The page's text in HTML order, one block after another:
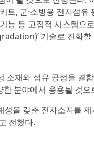
트, 군·소방용 전자섬
능 등 고집적 시스템으
기술로 진화할
소재와 섬유 공정을 결
분야에서 응용될 것으
성을 갖춘 전자소자를
전했다.